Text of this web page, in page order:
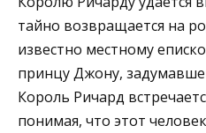
тайно возвращается на
известно местному
принцу Джону,
Король Ричард
понимая, что этот